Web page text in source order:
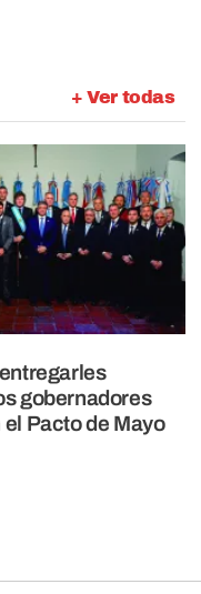
+ Ver todas
gobernadores
Pacto de Mayo